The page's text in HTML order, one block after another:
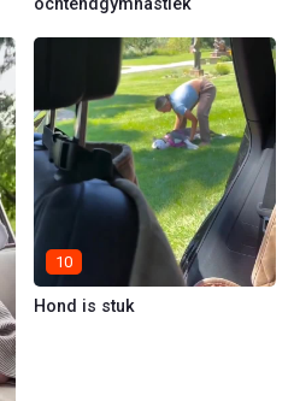
ochtendgymnastiek
10
Hond is stuk